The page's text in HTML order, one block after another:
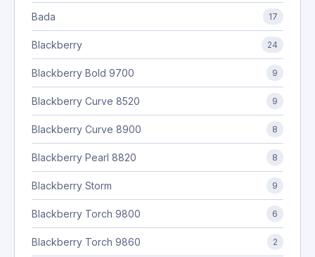
Bada 17
Blackberry 24
Blackberry Bold 9700 9
Blackberry Curve 8520 9
Blackberry Curve 8900 8
Blackberry Pearl 8820 8
Blackberry Storm 9
Blackberry Torch 9800 6
Blackberry Torch 9860 2